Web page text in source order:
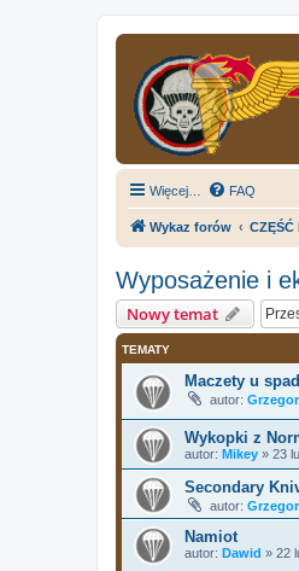
Więcej… FAQ
Wykaz forów
Wyposażenie i
Nowy temat
TEMATY
Maczety u
autor:
Wykopki z
autor: Mikey » 23
Secondary
autor:
Namiot
autor: Dawid » 22